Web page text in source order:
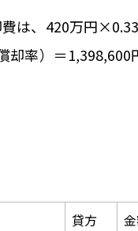
は、420万円
却率）＝1,398,600
貸方